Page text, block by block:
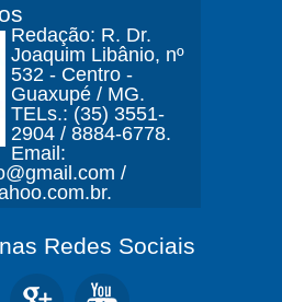
Redação: R. Dr.
Joaquim Libânio, nº
532 - Centro -
Guaxupé / MG.
TELs.: (35) 3551-
2904 / 8884-6778.
Email:
/
Redes Sociais